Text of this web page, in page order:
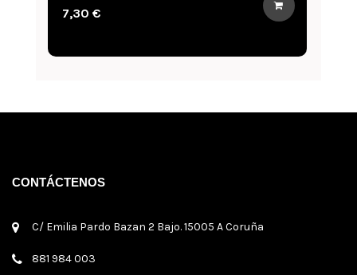
CONTÁCTENOS
C/ Emilia Pardo Bazan 2 Bajo. 15005 A Coruña
881 984 003